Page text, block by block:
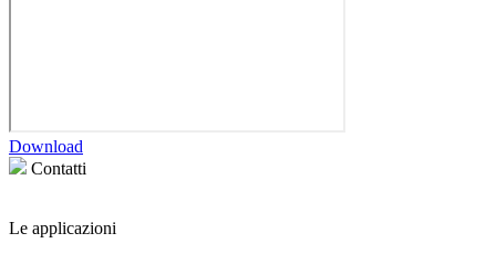
Download
Contatti
Le applicazioni